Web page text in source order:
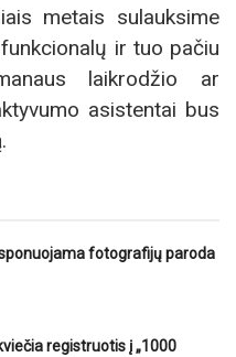
metais sulauksime
ir tuo pačiu
laikrodžio ar
asistentai bus
fotografijų paroda
registruotis į „1000